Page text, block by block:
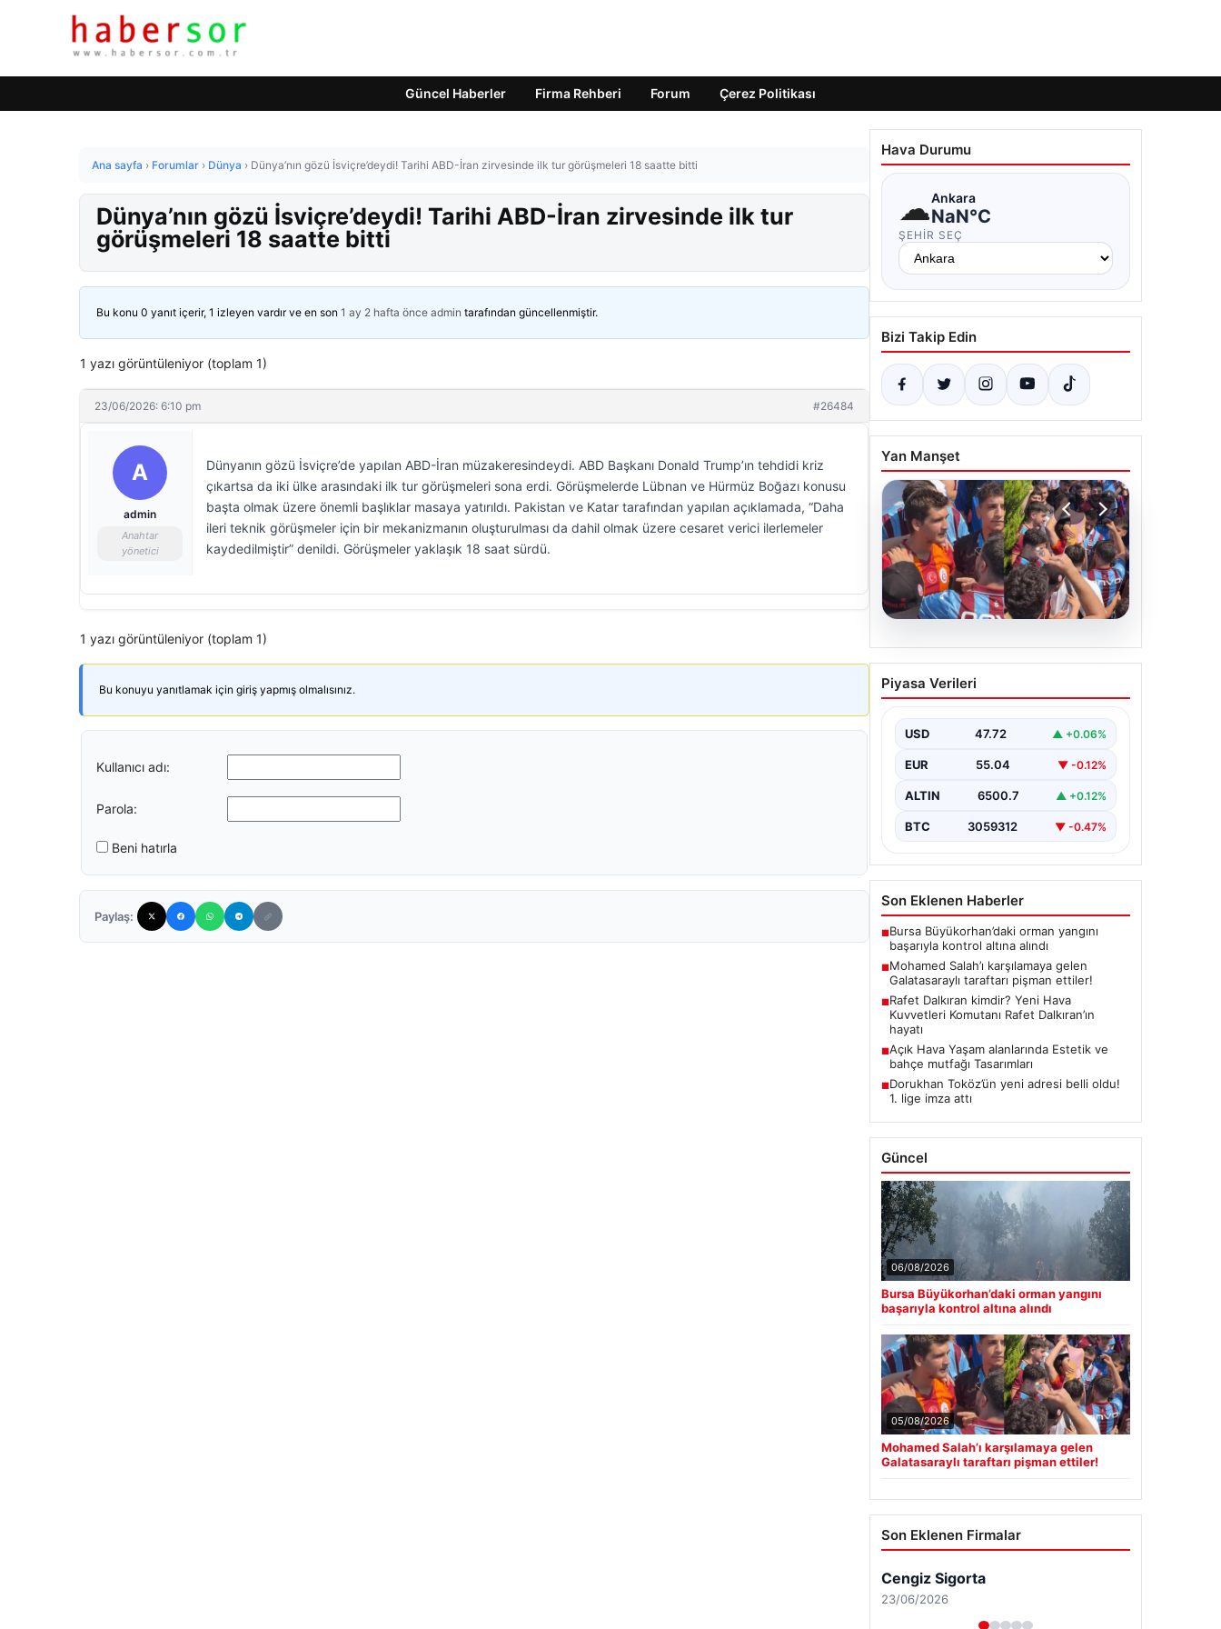
Güncel Haberler Firma Rehberi Forum Çerez Politikası
Ana sayfa › Forumlar › Dünya › Dünya’nın gözü İsviçre’deydi! Tarihi ABD-İran zirvesinde ilk tur görüşmeleri 18 saatte bitti
Dünya’nın gözü İsviçre’deydi! Tarihi ABD-İran zirvesinde ilk tur
görüşmeleri 18 saatte bitti
Bu konu 0 yanıt içerir, 1 izleyen vardır ve en son 1 ay 2 hafta önce admin tarafından güncellenmiştir.
1 yazı görüntüleniyor (toplam 1)
23/06/2026: 6:10 pm #26484
A
admin
Anahtar
yönetici
Dünyanın gözü İsviçre’de yapılan ABD-İran müzakeresindeydi. ABD Başkanı Donald Trump’ın tehdidi kriz
çıkartsa da iki ülke arasındaki ilk tur görüşmeleri sona erdi. Görüşmelerde Lübnan ve Hürmüz Boğazı konusu
başta olmak üzere önemli başlıklar masaya yatırıldı. Pakistan ve Katar tarafından yapılan açıklamada, “Daha
ileri teknik görüşmeler için bir mekanizmanın oluşturulması da dahil olmak üzere cesaret verici ilerlemeler
kaydedilmiştir” denildi. Görüşmeler yaklaşık 18 saat sürdü.
1 yazı görüntüleniyor (toplam 1)
Bu konuyu yanıtlamak için giriş yapmış olmalısınız.
Kullanıcı adı:
Parola:
Beni hatırla
Paylaş:
Hava Durumu
☁Ankara
NaN°C
ŞEHIR SEÇ
Bizi Takip Edin
Yan Manşet
05.08.2026
Mohamed Salah’ı
karşılamaya gelen
pişman ettiler!
Piyasa Verileri
USD 47.72 ▲ +0.06%
EUR 55.04 ▼ -0.12%
ALTIN 6500.7 ▲ +0.12%
BTC 3059312 ▼ -0.47%
Son Eklenen Haberler
■Bursa Büyükorhan’daki orman yangını
başarıyla kontrol altına alındı
■Mohamed Salah’ı karşılamaya gelen
Galatasaraylı taraftarı pişman ettiler!
■Rafet Dalkıran kimdir? Yeni Hava
Kuvvetleri Komutanı Rafet Dalkıran’ın
hayatı
■Açık Hava Yaşam alanlarında Estetik ve
bahçe mutfağı Tasarımları
■Dorukhan Toköz’ün yeni adresi belli oldu!
1. lige imza attı
Güncel
06/08/2026
Bursa Büyükorhan’daki orman yangını
başarıyla kontrol altına alındı
05/08/2026
Mohamed Salah’ı karşılamaya gelen
Galatasaraylı taraftarı pişman ettiler!
Son Eklenen Firmalar
Cengiz Sigorta
23/06/2026